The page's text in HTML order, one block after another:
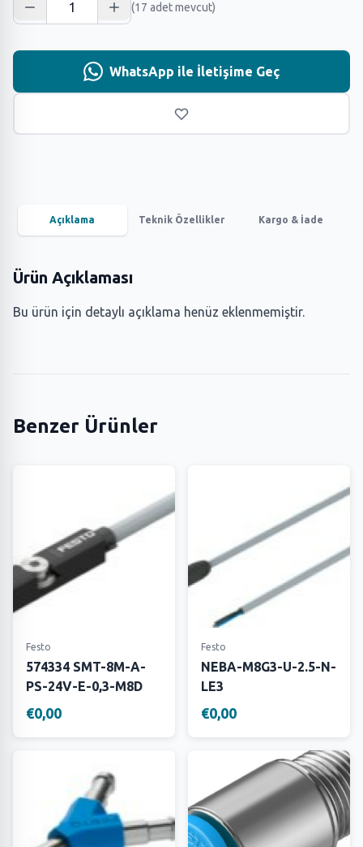
(17 adet mevcut)
WhatsApp ile İletişime Geç
Açıklama Teknik Özellikler Kargo & İade
Ürün Açıklaması
Bu ürün için detaylı açıklama henüz eklenmemiştir.
Benzer Ürünler
Festo
574334 SMT-8M-A-
PS-24V-E-0,3-M8D
€0,00
Festo
NEBA-M8G3-U-2.5-N-
LE3
€0,00